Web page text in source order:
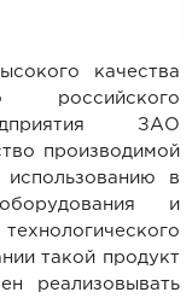
качества
ЗАО
производимой
использованию в
и
такой продукт
реализовывать